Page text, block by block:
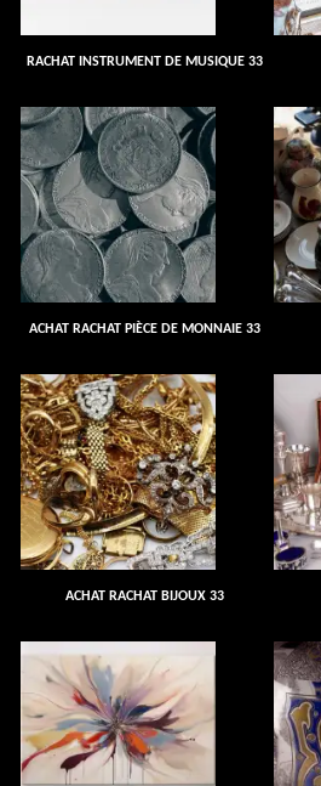
RACHAT INSTRUMENT DE MUSIQUE 33
ACHAT RACHAT PIÈCE DE MONNAIE 33
ACHAT RACHAT BIJOUX 33